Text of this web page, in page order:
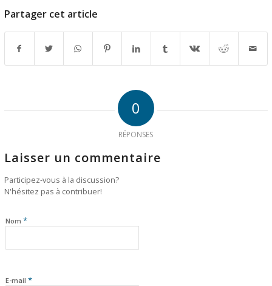
Partager cet article
0
RÉPONSES
Laisser un commentaire
Participez-vous à la discussion?
N'hésitez pas à contribuer!
Nom *
E-mail *